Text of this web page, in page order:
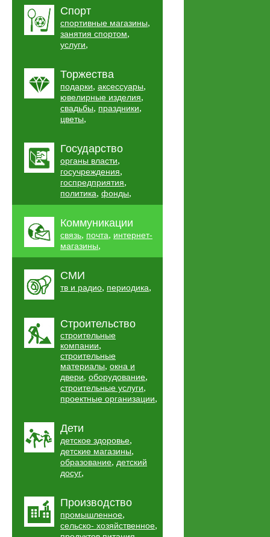
Спорт
спортивные магазины,
занятия спортом,
услуги,
Торжества
подарки, аксессуары,
ювелирные изделия,
свадьбы, праздники,
цветы,
Государство
органы власти,
госучреждения,
госпредприятия,
политика, фонды,
Коммуникации
связь, почта, интернет-
магазины,
СМИ
тв и радио, периодика,
Строительство
строительные
компании,
строительные
материалы, окна и
двери, оборудование,
строительные услуги,
проектные организации,
Дети
детское здоровье,
детские магазины,
образование, детский
досуг,
Производство
промышленное,
сельско- хозяйственное,